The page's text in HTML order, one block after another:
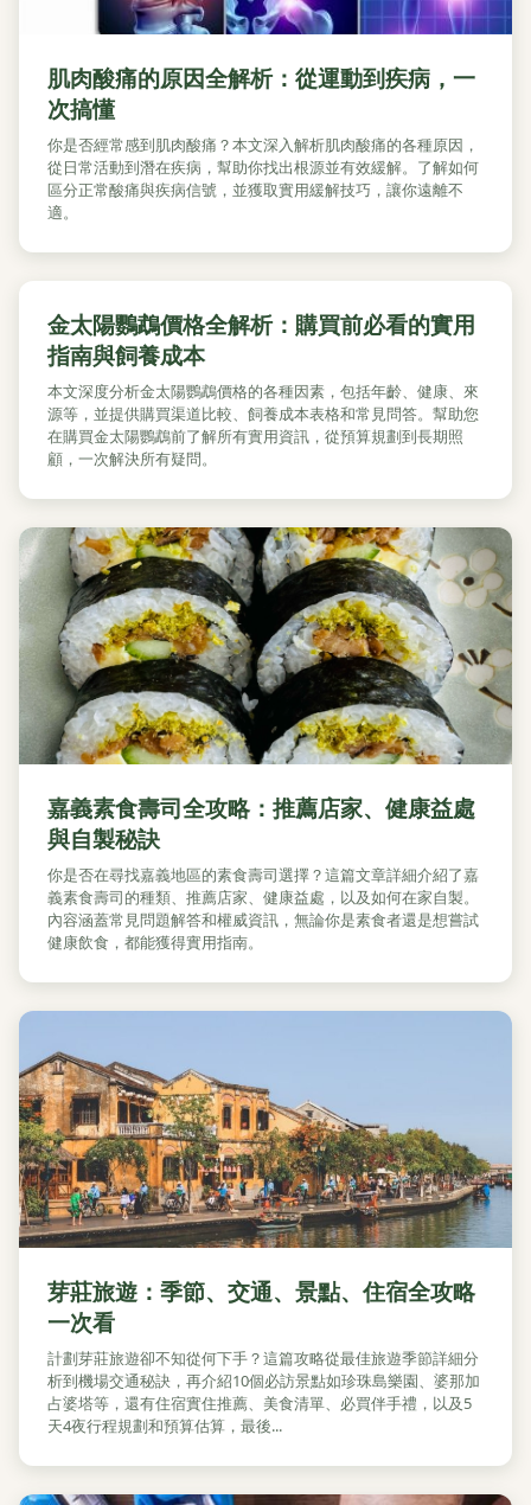
肌肉酸痛的原因全解析：從運動到疾病，一
次搞懂
你是否經常感到肌肉酸痛？本文深入解析肌肉酸痛的各種原因，
從日常活動到潛在疾病，幫助你找出根源並有效緩解。了解如何
區分正常酸痛與疾病信號，並獲取實用緩解技巧，讓你遠離不
適。
金太陽鸚鵡價格全解析：購買前必看的實用
指南與飼養成本
本文深度分析金太陽鸚鵡價格的各種因素，包括年齡、健康、來
源等，並提供購買渠道比較、飼養成本表格和常見問答。幫助您
在購買金太陽鸚鵡前了解所有實用資訊，從預算規劃到長期照
顧，一次解決所有疑問。
嘉義素食壽司全攻略：推薦店家、健康益處
與自製秘訣
你是否在尋找嘉義地區的素食壽司選擇？這篇文章詳細介紹了嘉
義素食壽司的種類、推薦店家、健康益處，以及如何在家自製。
內容涵蓋常見問題解答和權威資訊，無論你是素食者還是想嘗試
健康飲食，都能獲得實用指南。
芽莊旅遊：季節、交通、景點、住宿全攻略
一次看
計劃芽莊旅遊卻不知從何下手？這篇攻略從最佳旅遊季節詳細分
析到機場交通秘訣，再介紹10個必訪景點如珍珠島樂園、婆那加
占婆塔等，還有住宿實住推薦、美食清單、必買伴手禮，以及5
天4夜行程規劃和預算估算，最後...